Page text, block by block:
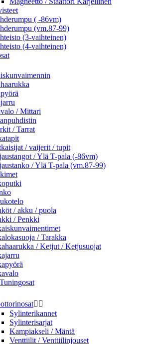
( -86vm)
(vm.87-99)
(3-vaihteinen)
(4-vaihteinen)
/ Mittari
/ Tarrat
/ vaijerit / tupit
/ Ylä T-pala (-86vm)
/ Ylä T-pala (vm.87-99)
/ akku / puola
/ Penkki
/ Tarakka
/ Ketjut / Ketjusuojat
 
Sylinterikannet
Sylinterisarjat
Kampiakseli / Mäntä
Venttiilit / Venttiilinjouset